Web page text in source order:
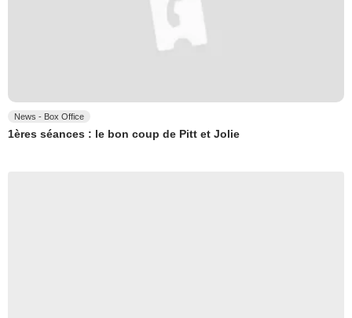
News - Box Office
1ères séances : le bon coup de Pitt et Jolie